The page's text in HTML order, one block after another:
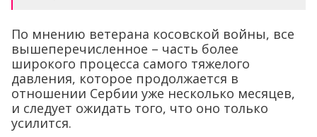
По мнению ветерана косовской войны, все
вышеперечисленное – часть более
широкого процесса самого тяжелого
давления, которое продолжается в
отношении Сербии уже несколько месяцев,
и следует ожидать того, что оно только
усилится.